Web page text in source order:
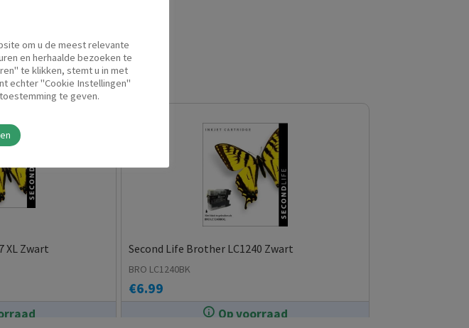
producten
XL Zwart
Op voorraad
Second Life Brother LC1240 Zwart
€6.99
BRO LC1240BK
om u de meest relevante
en herhaalde bezoeken te
te klikken, stemt u in met
echter "Cookie Instellingen"
te geven.